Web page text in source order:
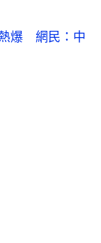
爆 網民：中